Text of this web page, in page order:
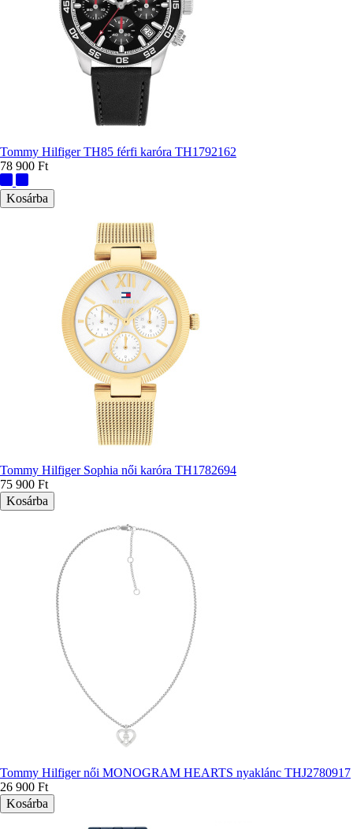
Tommy Hilfiger TH85 férfi karóra TH1792162
78 900 Ft
színek:
Tommy Hilfiger Sophia női karóra TH1782694
75 900 Ft
Tommy Hilfiger női MONOGRAM HEARTS nyaklánc THJ2780917
26 900 Ft